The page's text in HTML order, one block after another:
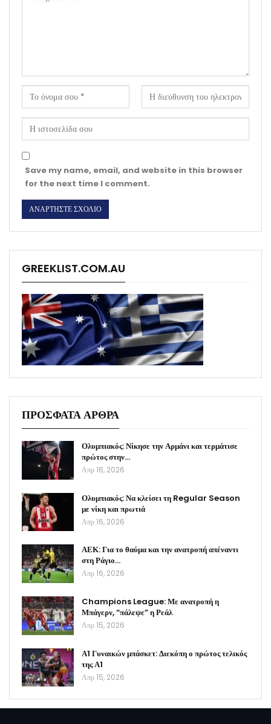
Save my name, email, and website in this browser
for the next time I comment.
GREEKLIST.COM.AU
ΠΡΟΣΦΑΤΑ ΑΡΘΡΑ
Ολυμπιακός: Νίκησε την Αρμάνι και τερμάτισε
πρώτος στην…
Απρ 16, 2026
Ολυμπιακός: Να κλείσει τη Regular Season
με νίκη και πρωτιά
Απρ 16, 2026
ΑΕΚ: Για το θαύμα και την ανατροπή απέναντι
στη Ράγιο…
Απρ 16, 2026
Champions League: Με ανατροπή η
Μπάγερν, “πάλεψε” η Ρεάλ
Απρ 15, 2026
Α1 Γυναικών μπάσκετ: Διεκόπη ο πρώτος τελικός
της Α1
Απρ 15, 2026